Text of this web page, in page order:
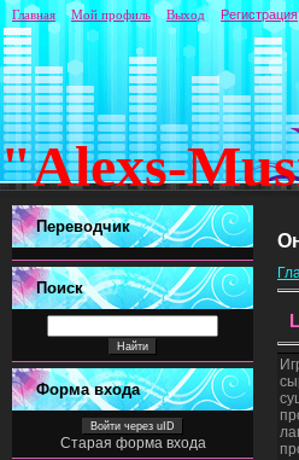
"Alexs-
Главная Мой профиль Выход Регистрация
Переводчик
Поиск
Форма входа
Войти через uID
Старая форма входа